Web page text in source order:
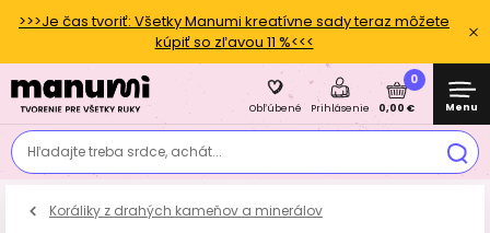
>>>Je čas tvoriť: Všetky Manumi kreatívne sady teraz môžete
kúpiť so zľavou 11 %<<<
Hľadajte treba srdce, achát...
Obľúbené Prihlásenie
0
0,00 € Menu
Koráliky z drahých kameňov a minerálov